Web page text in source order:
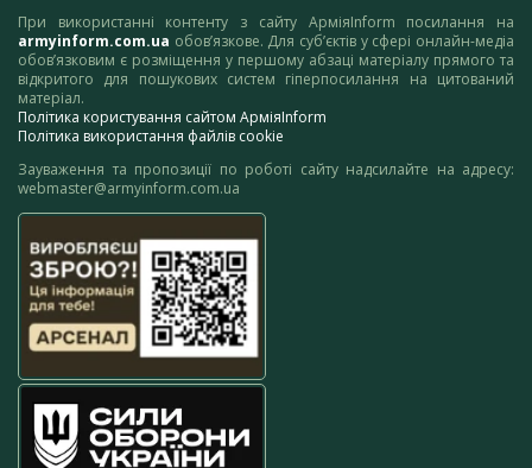
При використанні контенту з сайту АрміяInform посилання на
armyinform.com.ua обов’язкове. Для суб’єктів у сфері онлайн-медіа
обов’язковим є розміщення у першому абзаці матеріалу прямого та
відкритого для пошукових систем гіперпосилання на цитований
матеріал.
Політика користування сайтом АрміяInform
Політика використання файлів cookie
Зауваження та пропозиції по роботі сайту надсилайте на адресу:
webmaster@armyinform.com.ua